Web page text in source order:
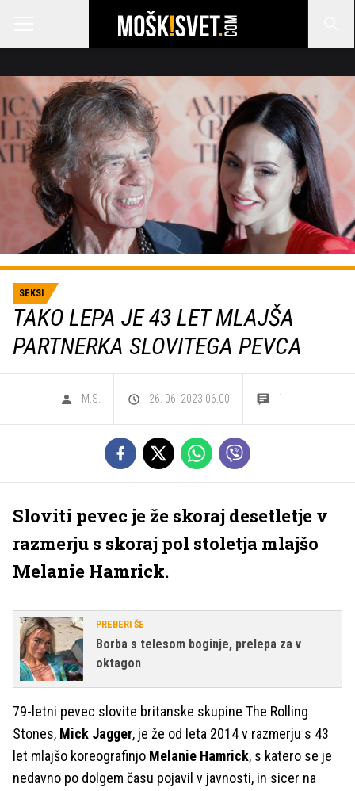
SEKSI
TAKO LEPA JE 43 LET MLAJŠA
PARTNERKA SLOVITEGA PEVCA
M.S. 26. 06. 2023 06.00 1
Sloviti pevec je že skoraj desetletje v
razmerju s skoraj pol stoletja mlajšo
Melanie Hamrick.
PREBERI ŠE
Borba s telesom boginje, prelepa za v
oktagon
79-letni pevec slovite britanske skupine The Rolling
Stones, Mick Jagger, je že od leta 2014 v razmerju s 43
let mlajšo koreografinjo Melanie Hamrick, s katero se je
nedavno po dolgem času pojavil v javnosti, in sicer na